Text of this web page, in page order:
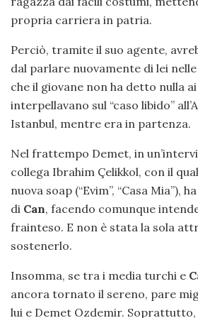
propria carriera in patria.
Perciò, tramite il suo agente,
dal parlare nuovamente di lei
che il giovane non ha detto nulla
interpellavano sul “caso libido”
Istanbul, mentre era in partenza.
Nel frattempo Demet, in
collega Ibrahim Çelikkol, con il
nuova soap (“Evim”, “Casa Mia”),
di Can, facendo comunque
frainteso. E non è stata la sola
sostenerlo.
Insomma, se tra i media turchi e
ancora tornato il sereno, pare
lui e Demet Ozdemir. Soprattutto,